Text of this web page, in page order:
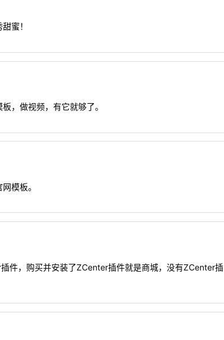
蜜！
，做视频，有它就够了。
模板。
件，购买并安装了ZCenter插件就是商城，没有ZCenter插